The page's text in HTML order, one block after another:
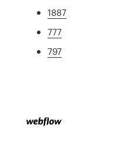
1887
777
797